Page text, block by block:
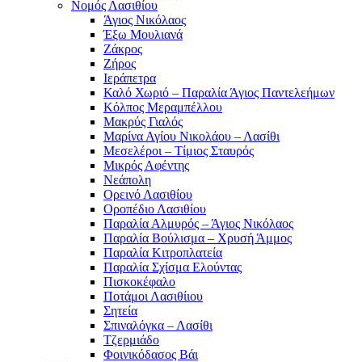
Νομός Λασιθίου
Άγιος Νικόλαος
Έξω Μουλιανά
Ζάκρος
Ζήρος
Ιεράπετρα
Καλό Χωριό – Παραλία Άγιος Παντελεήμων
Κόλπος Μεραμπέλλου
Μακρύς Γιαλός
Μαρίνα Αγίου Νικολάου – Λασίθι
Μεσελέροι – Τίμιος Σταυρός
Μικρός Αφέντης
Νεάπολη
Ορεινό Λασιθίου
Οροπέδιο Λασιθίου
Παραλία Αλμυρός – Άγιος Νικόλαος
Παραλία Βούλισμα – Χρυσή Άμμος
Παραλία Κιτροπλατεία
Παραλία Σχίσμα Ελούντας
Πισκοκέφαλο
Ποτάμοι Λασιθίιου
Σητεία
Σπιναλόγκα – Λασίθι
Τζερμιάδο
Φοινικόδασος Βάι